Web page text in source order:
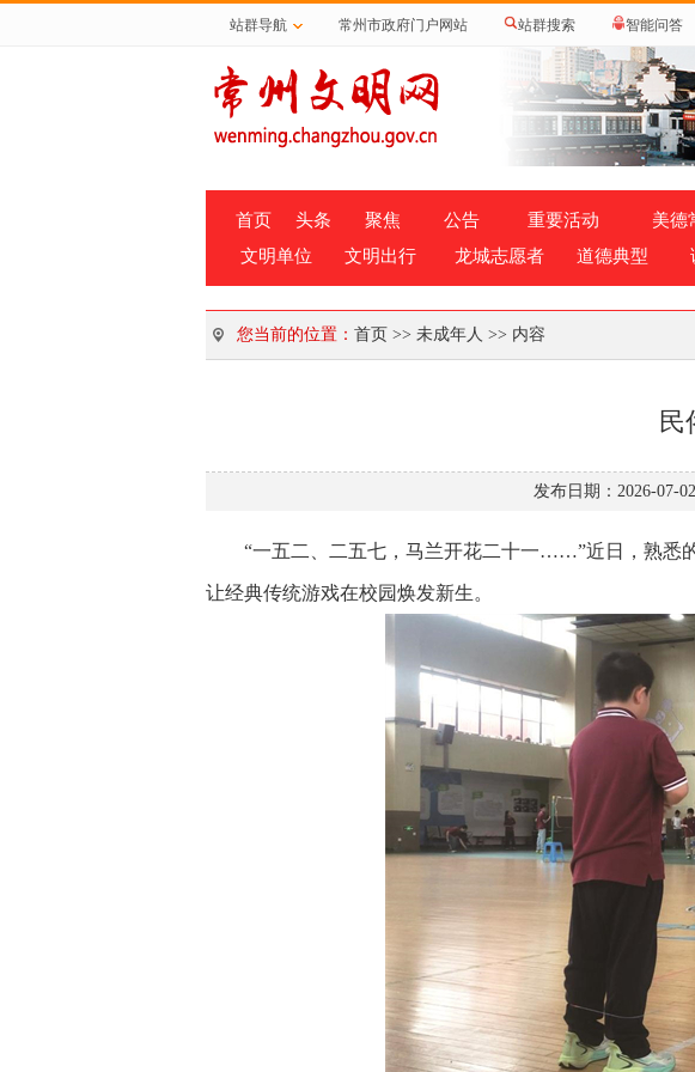
站群导航 常州市政府门户网站 站群搜索 智能问答
首页 头条 聚焦 公告 重要活动 美德
文明单位
文明出行 龙城志愿者 道德典型
您当前的位置： 首页 >> 未成年人 >> 内容
民
发布日期：2026-07-
“一五二、二五七，马兰开花二十一……”近日，熟悉
让经典传统游戏在校园焕发新生。